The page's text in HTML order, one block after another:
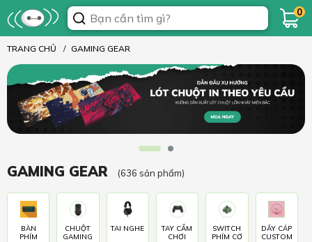
0
TRANG CHỦ GAMING GEAR
GAMING GEAR (636 sản phẩm)
BÀN
PHÍM
CHUỘT
GAMING
TAI NGHE
TAY CẦM
CHƠI
SWITCH
PHÍM CƠ
DÂY CÁP
CUSTOM